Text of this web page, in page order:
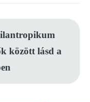
között lásd a